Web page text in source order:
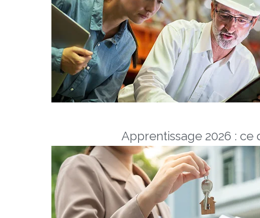
Apprentissage 2026 :